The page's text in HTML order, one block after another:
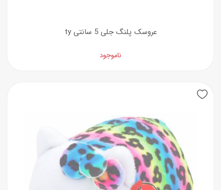
عروسک پلنگ جلی 5 سانتی ty
ناموجود